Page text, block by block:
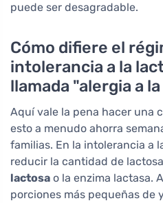
puede ser desagradable.
Cómo difiere el
intolerancia a la
llamada "alergia a
Aquí vale la pena hacer una
esto a menudo ahorra
familias. En la intolerancia a
reducir la cantidad de
lactosa o la enzima lactasa.
porciones más pequeñas de